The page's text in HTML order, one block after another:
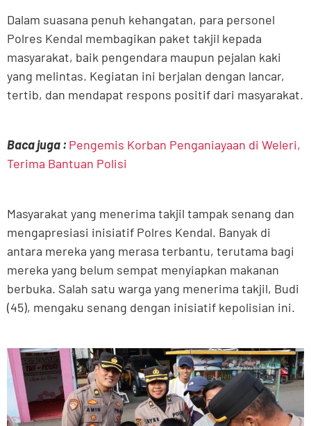
Dalam suasana penuh kehangatan, para personel
Polres Kendal membagikan paket takjil kepada
masyarakat, baik pengendara maupun pejalan kaki
yang melintas. Kegiatan ini berjalan dengan lancar,
tertib, dan mendapat respons positif dari masyarakat.
Baca juga : Pengemis Korban Penganiayaan di Weleri,
Terima Bantuan Polisi
Masyarakat yang menerima takjil tampak senang dan
mengapresiasi inisiatif Polres Kendal. Banyak di
antara mereka yang merasa terbantu, terutama bagi
mereka yang belum sempat menyiapkan makanan
berbuka. Salah satu warga yang menerima takjil, Budi
(45), mengaku senang dengan inisiatif kepolisian ini.